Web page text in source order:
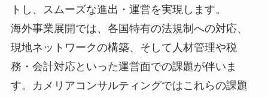
トし、スムーズな進出・運営を実現します。
海外事業展開では、各国特有の法規制への対応、
現地ネットワークの構築、そして人材管理や税
務・会計対応といった運営面での課題が伴いま
す。カメリアコンサルティングではこれらの課題